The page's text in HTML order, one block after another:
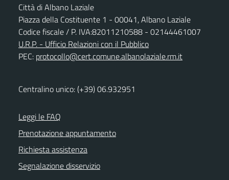
Città di Albano Laziale
Piazza della Costituente 1 - 00041, Albano Laziale
Codice fiscale / P. IVA:82011210588 - 02144461007
U.R.P. - Ufficio Relazioni con il Pubblico
PEC: protocollo@cert.comune.albanolaziale.rm.it
Centralino unico: (+39) 06.932951
Leggi le FAQ
Prenotazione appuntamento
Richiesta assistenza
Segnalazione disservizio